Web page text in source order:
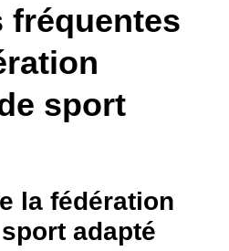
fréquentes
sport
la fédération
adapté